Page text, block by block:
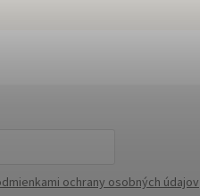
ochrany osobných údajov